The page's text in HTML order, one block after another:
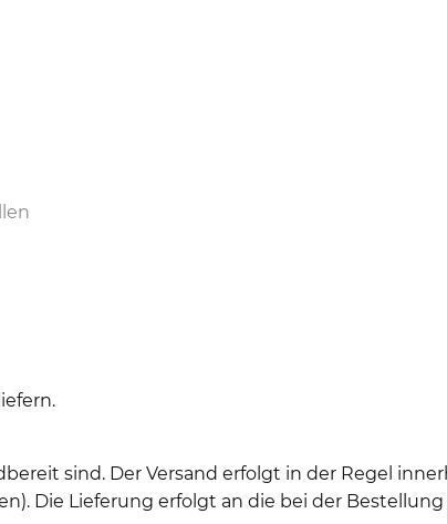
sind. Der Versand erfolgt in der Regel
Die Lieferung erfolgt an die bei der